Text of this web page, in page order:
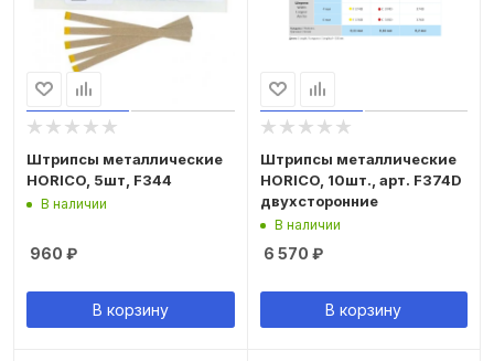
Штрипсы металлические
HORICO, 5шт, F344
В наличии
960 ₽
В корзину
Штрипсы металлические
HORICO, 10шт., арт. F374D
двухсторонние
В наличии
6 570 ₽
В корзину